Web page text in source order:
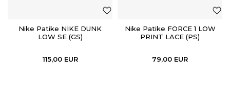
Nike Patike NIKE DUNK
LOW SE (GS)
115,00 EUR
Nike Patike FORCE 1 LOW
PRINT LACE (PS)
79,00 EUR